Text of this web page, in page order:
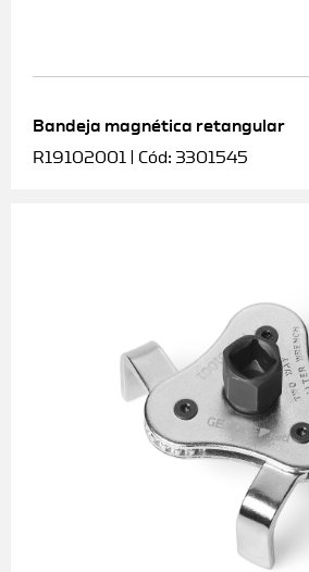
Bandeja magnética retangular
R19102001 | Cód: 3301545